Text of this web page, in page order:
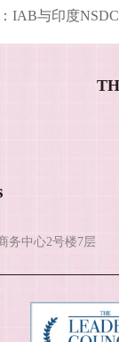
IAB与印度NSDC
务中心2号楼7层